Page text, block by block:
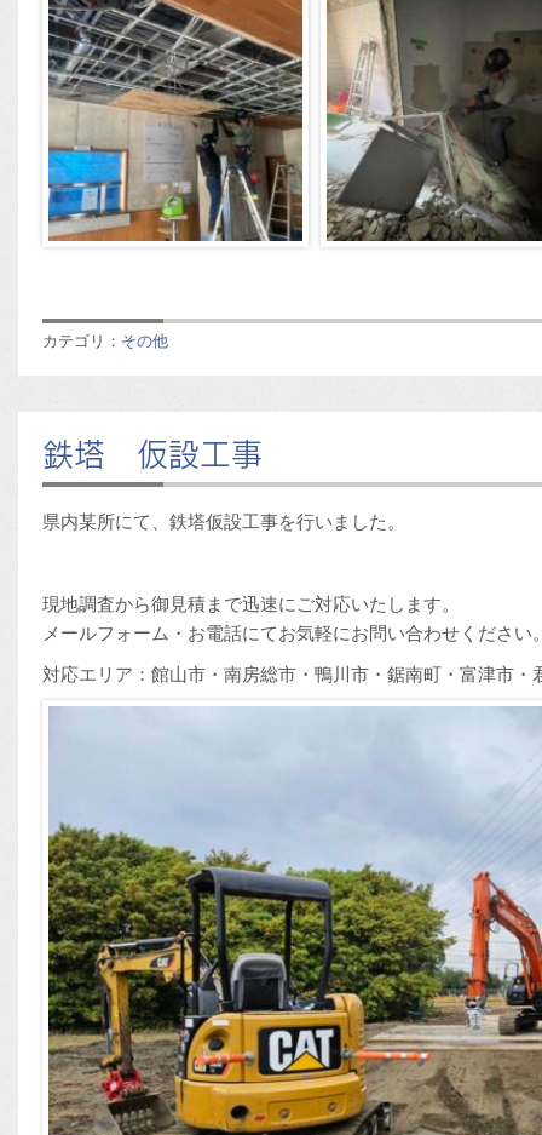
カテゴリ： その他
鉄塔 仮設工事
県内某所にて、鉄塔仮設工事を行いました。
現地調査から御見積まで迅速にご対応いたします。
メールフォーム・お電話にてお気軽にお問い合わせください
対応エリア：館山市・南房総市・鴨川市・鋸南町・富津市・